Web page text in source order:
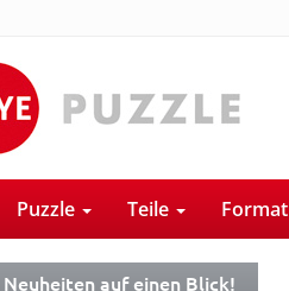
Puzzle Teile Format
auf einen Blick!